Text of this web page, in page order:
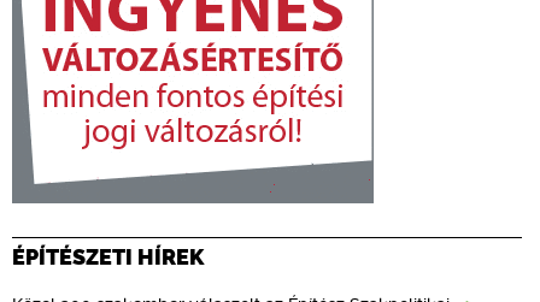
ÉPÍTÉSZETI HÍREK